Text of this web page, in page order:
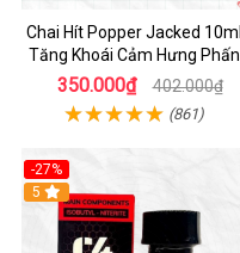
Chai Hít Popper Jacked 10ml
Tăng Khoái Cảm Hưng Phấn
Mạnh
350.000₫ 402.000₫
(861)
-27%
5